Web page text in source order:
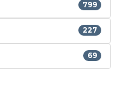
799
227
69